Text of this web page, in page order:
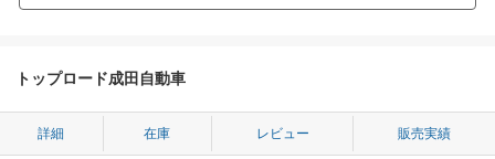
トップロード成田自動車
詳細 在庫 レビュー 販売実績